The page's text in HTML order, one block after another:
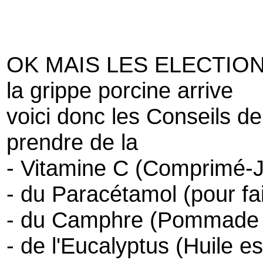
OK MAIS LES
la grippe porcine arrive
voici donc les Conseils
prendre de la
- Vitamine C
- du Paracétamol (pour
- du Camphre
- de l'Eucalyptus (Huile